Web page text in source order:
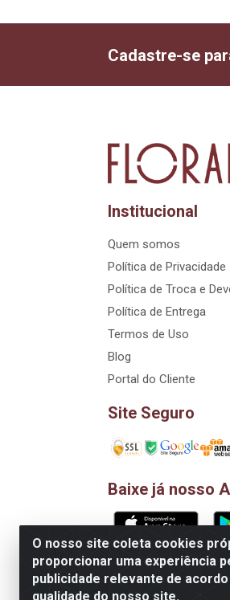
O nosso site coleta cookies
proporcionar uma experiência
publicidade relevante de
qualidade do nosso site.
Cadastre-se
Institucional
Quem somos
Política de Privacidade
Política de Troca e
Política de Entrega
Termos de Uso
Blog
Portal do Cliente
Site Seguro
Baixe já nosso
D&A Decoração e